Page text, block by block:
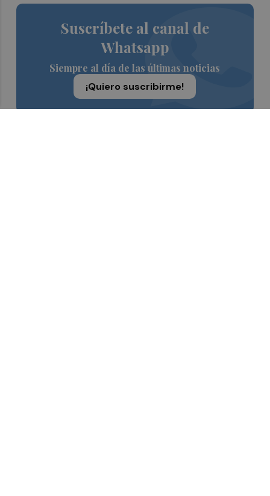
Suscríbete al canal de
Whatsapp
Siempre al día de las últimas noticias
¡Quiero suscribirme!